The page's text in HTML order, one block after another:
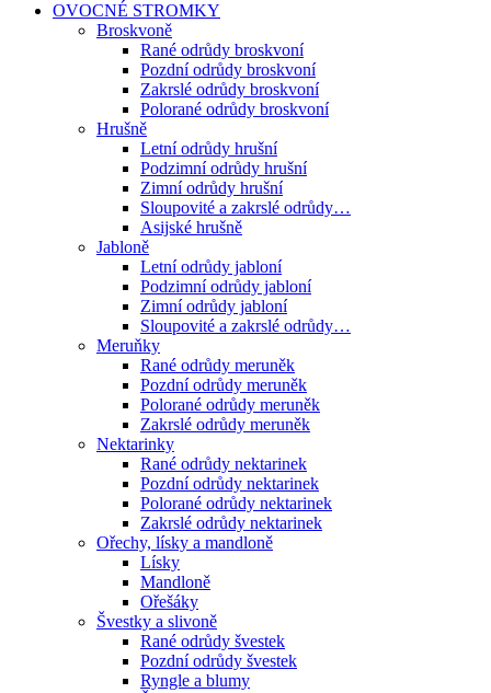
OVOCNÉ STROMKY
Broskvoně
Rané odrůdy broskvoní
Pozdní odrůdy broskvoní
Zakrslé odrůdy broskvoní
Polorané odrůdy broskvoní
Hrušně
Letní odrůdy hrušní
Podzimní odrůdy hrušní
Zimní odrůdy hrušní
Sloupovité a zakrslé odrůdy…
Asijské hrušně
Jabloně
Letní odrůdy jabloní
Podzimní odrůdy jabloní
Zimní odrůdy jabloní
Sloupovité a zakrslé odrůdy…
Meruňky
Rané odrůdy meruněk
Pozdní odrůdy meruněk
Polorané odrůdy meruněk
Zakrslé odrůdy meruněk
Nektarinky
Rané odrůdy nektarinek
Pozdní odrůdy nektarinek
Polorané odrůdy nektarinek
Zakrslé odrůdy nektarinek
Ořechy, lísky a mandloně
Lísky
Mandloně
Ořešáky
Švestky a slivoně
Rané odrůdy švestek
Pozdní odrůdy švestek
Ryngle a blumy